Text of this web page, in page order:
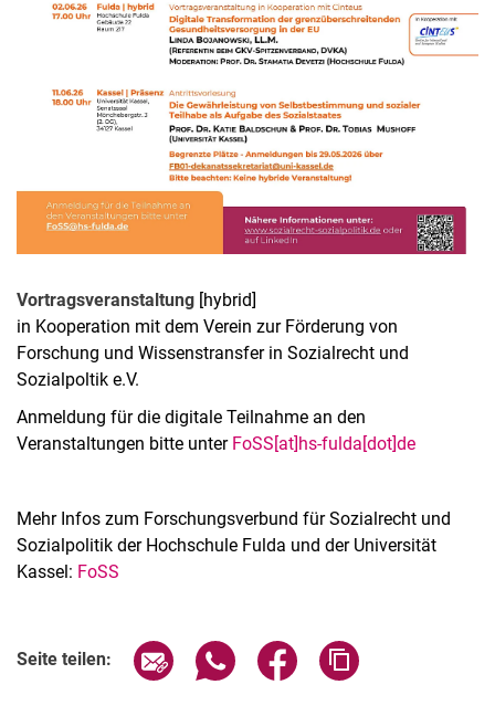
Vortragsveranstaltung [hybrid]
in Kooperation mit dem Verein zur Förderung von
Forschung und Wissenstransfer in Sozialrecht und
Sozialpoltik e.V.
Anmeldung für die digitale Teilnahme an den
Veranstaltungen bitte unter FoSS[at]hs-fulda[dot]de
Mehr Infos zum Forschungsverbund für Sozialrecht und
Sozialpolitik der Hochschule Fulda und der Universität
Kassel: FoSS
Seite teilen: Seite über E-Mail teilen
Seite über WhatsApp teilen
Seite über Facebook